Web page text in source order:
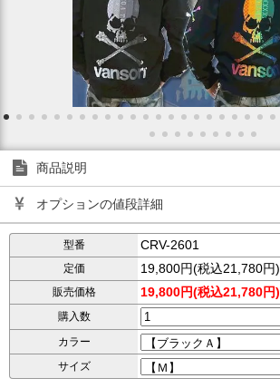
商品説明
オプションの値段詳細
型番 CRV-2601
定価 19,800円(税込21,780円)
販売価格 19,800円(税込21,780円)
購入数
カラー
サイズ